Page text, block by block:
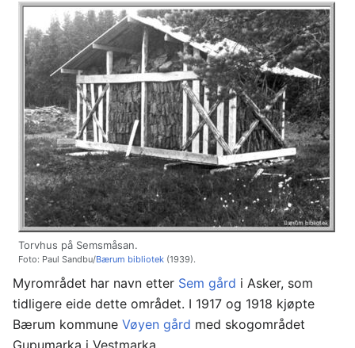
Torvhus på Semsmåsan.
Foto: Paul Sandbu/Bærum bibliotek (1939).
Myrområdet har navn etter Sem gård i Asker, som
tidligere eide dette området. I 1917 og 1918 kjøpte
Bærum kommune Vøyen gård med skogområdet